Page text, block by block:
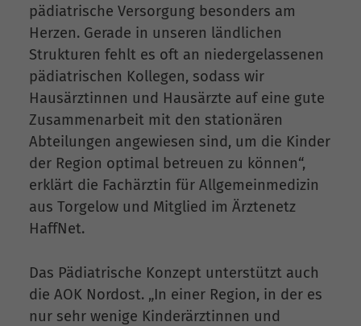
pädiatrische Versorgung besonders am
Herzen. Gerade in unseren ländlichen
Strukturen fehlt es oft an niedergelassenen
pädiatrischen Kollegen, sodass wir
Hausärztinnen und Hausärzte auf eine gute
Zusammenarbeit mit den stationären
Abteilungen angewiesen sind, um die Kinder
der Region optimal betreuen zu können“,
erklärt die Fachärztin für Allgemeinmedizin
aus Torgelow und Mitglied im Ärztenetz
HaffNet.
Das Pädiatrische Konzept unterstützt auch
die AOK Nordost. „In einer Region, in der es
nur sehr wenige Kinderärztinnen und